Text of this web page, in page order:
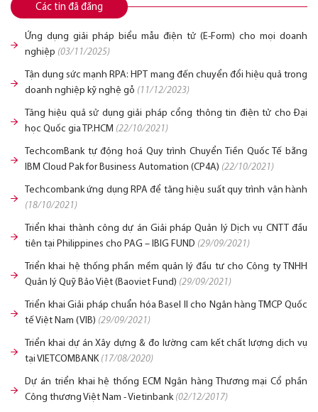
Các tin đã đăng
Ứng dụng giải pháp biểu mẫu điện tử (E-Form) cho mọi doanh
nghiệp (03/11/2025)
Tận dụng sức mạnh RPA: HPT mang đến chuyển đổi hiệu quả trong
doanh nghiệp kỹ nghệ gỗ (11/12/2023)
Tăng hiệu quả sử dụng giải pháp cổng thông tin điện tử cho Đại
học Quốc gia TP.HCM (22/10/2021)
TechcomBank tự động hoá Quy trình Chuyển Tiền Quốc Tế bằng
IBM Cloud Pak for Business Automation (CP4A) (22/10/2021)
Techcombank ứng dụng RPA để tăng hiệu suất quy trình vận hành
(18/10/2021)
Triển khai thành công dự án Giải pháp Quản lý Dịch vụ CNTT đầu
tiên tại Philippines cho PAG – IBIG FUND (29/09/2021)
Triển khai hệ thống phần mềm quản lý đầu tư cho Công ty TNHH
Quản lý Quỹ Bảo Việt (Baoviet Fund) (29/09/2021)
Triển khai Giải pháp chuẩn hóa Basel II cho Ngân hàng TMCP Quốc
tế Việt Nam (VIB) (29/09/2021)
Triển khai dự án Xây dựng & đo lường cam kết chất lượng dịch vụ
tại VIETCOMBANK (17/08/2020)
Dự án triển khai hệ thống ECM Ngân hàng Thương mại Cổ phần
Công thương Việt Nam - Vietinbank (02/12/2017)